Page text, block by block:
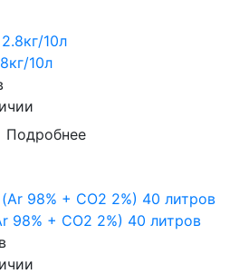
10л
Подробнее
98% + CO2 2%) 40 литров